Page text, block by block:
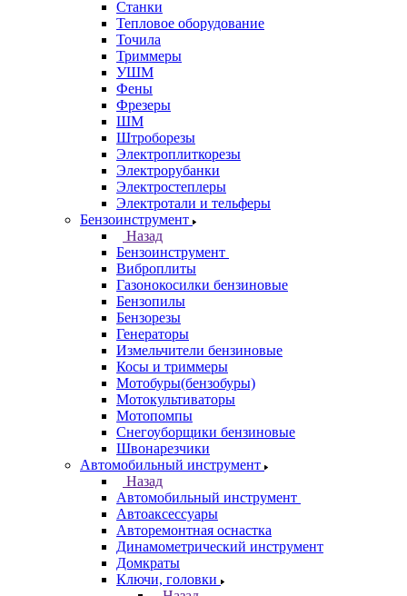
Станки
Тепловое оборудование
Точила
Триммеры
УШМ
Фены
Фрезеры
ШМ
Штроборезы
Электроплиткорезы
Электрорубанки
Электростеплеры
Электротали и тельферы
Бензоинструмент
Назад
Бензоинструмент
Виброплиты
Газонокосилки бензиновые
Бензопилы
Бензорезы
Генераторы
Измельчители бензиновые
Косы и триммеры
Мотобуры(бензобуры)
Мотокультиваторы
Мотопомпы
Снегоуборщики бензиновые
Швонарезчики
Автомобильный инструмент
Назад
Автомобильный инструмент
Автоаксессуары
Авторемонтная оснастка
Динамометрический инструмент
Домкраты
Ключи, головки